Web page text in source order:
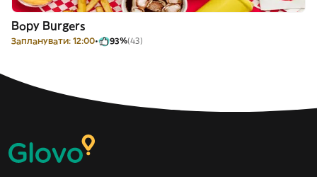
Bopy Burgers
Запланувати: 12:00 93%(43)